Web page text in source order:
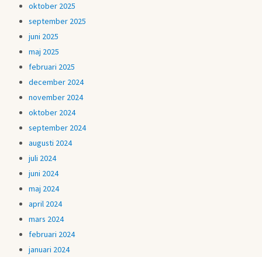
oktober 2025
september 2025
juni 2025
maj 2025
februari 2025
december 2024
november 2024
oktober 2024
september 2024
augusti 2024
juli 2024
juni 2024
maj 2024
april 2024
mars 2024
februari 2024
januari 2024